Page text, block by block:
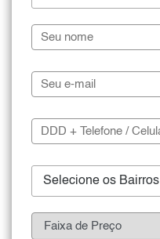
Selecione os Bairros